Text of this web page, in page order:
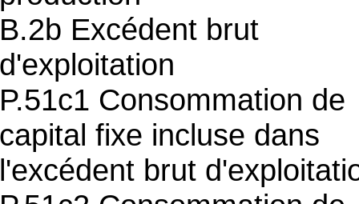
B.2b Excédent brut
d'exploitation
P.51c1 Consommation de
capital fixe incluse dans
l'excédent brut